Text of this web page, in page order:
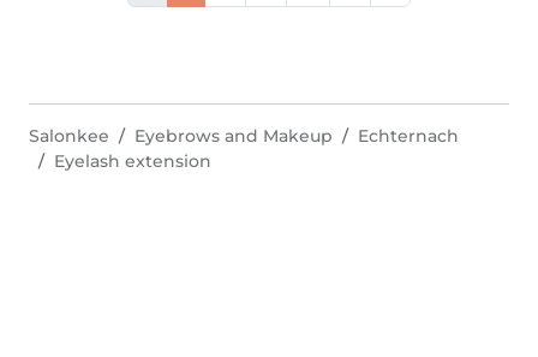
Salonkee Eyebrows and Makeup
Echternach
Eyelash extension